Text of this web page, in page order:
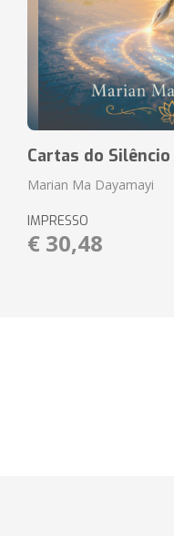
Cartas do Silêncio
Marian Ma Dayamayi
IMPRESSO
€ 30,48